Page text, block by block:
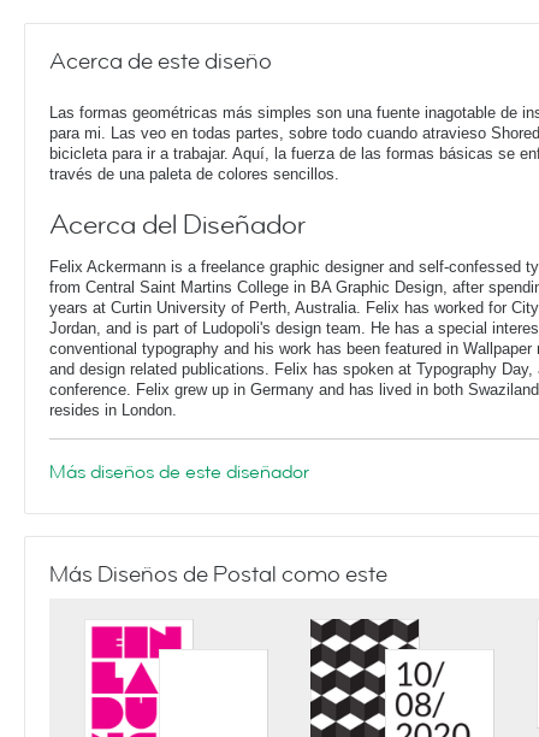
Acerca de este diseño
Las formas geométricas más simples son una fuente inagotable de
para mi. Las veo en todas partes, sobre todo cuando atravieso
bicicleta para ir a trabajar. Aquí, la fuerza de las formas básicas se
través de una paleta de colores sencillos.
Acerca del Diseñador
Felix Ackermann is a freelance graphic designer and self-confessed
from Central Saint Martins College in BA Graphic Design, after
years at Curtin University of Perth, Australia. Felix has worked for
Jordan, and is part of Ludopoli's design team. He has a special
conventional typography and his work has been featured in
and design related publications. Felix has spoken at Typography
conference. Felix grew up in Germany and has lived in both
resides in London.
Más diseños de este diseñador
Más Diseños de Postal como este